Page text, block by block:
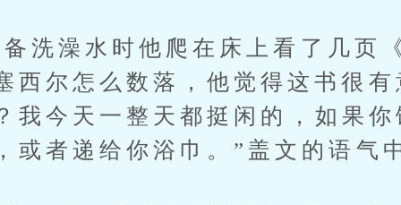
洗澡水时他爬在床上看了几页
西尔怎么数落，他觉得这书很有
今天一整天都挺闲的，如果你
或者递给你浴巾。”盖文的语气